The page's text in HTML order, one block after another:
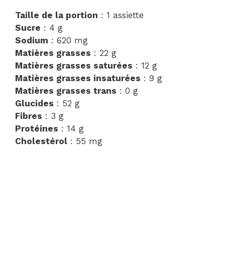
Taille de la portion : 1 assiette
Sucre : 4 g
Sodium : 620 mg
Matières grasses : 22 g
Matières grasses saturées : 12 g
Matières grasses insaturées : 9 g
Matières grasses trans : 0 g
Glucides : 52 g
Fibres : 3 g
Protéines : 14 g
Cholestérol : 55 mg